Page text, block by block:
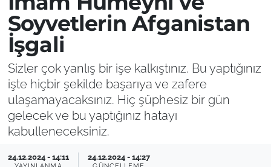
Soyvetlerin Afganistan
İşgali
Sizler çok yanlış bir işe kalkıştınız. Bu yaptığınız
işte hiçbir şekilde başarıya ve zafere
ulaşamayacaksınız. Hiç şüphesiz bir gün
gelecek ve bu yaptığınız hatayı
kabulleneceksiniz.
24.12.2024 - 14:11 24.12.2024 - 14:27